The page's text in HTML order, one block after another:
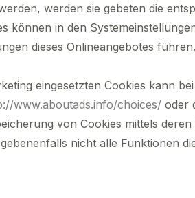
werden sie gebeten die
können in den
dieses Onlineangebotes führen.
eingesetzten Cookies kann
www.aboutads.info/choices/ oder
von Cookies mittels
nicht alle Funktionen